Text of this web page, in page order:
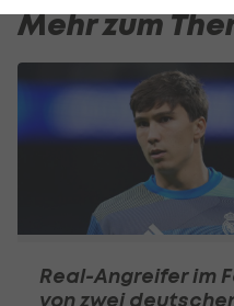
Mehr zum
Real-Angreifer im
von zwei